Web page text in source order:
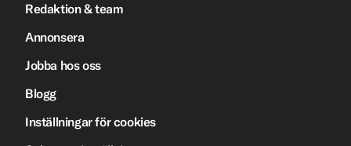
Redaktion & team
Annonsera
Jobba hos oss
Blogg
Inställningar för cookies